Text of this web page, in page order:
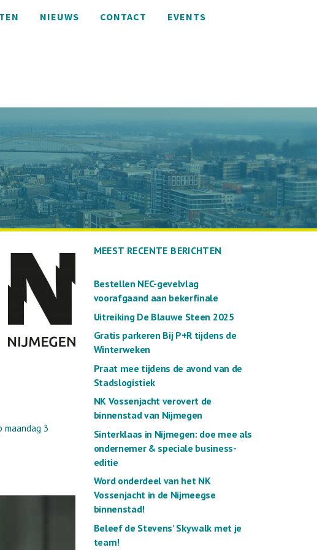
NIEUWS CONTACT EVENTS
maandag 3
MEEST RECENTE BERICHTEN
Bestellen NEC-gevelvlag
voorafgaand aan bekerfinale
Uitreiking De Blauwe Steen 2025
Gratis parkeren Bij P+R tijdens de
Winterweken
Praat mee tijdens de avond van de
Stadslogistiek
NK Vossenjacht verovert de
binnenstad van Nijmegen
Sinterklaas in Nijmegen: doe mee als
ondernemer & speciale business-
editie
Word onderdeel van het NK
Vossenjacht in de Nijmeegse
binnenstad!
Beleef de Stevens’ Skywalk met je
team!